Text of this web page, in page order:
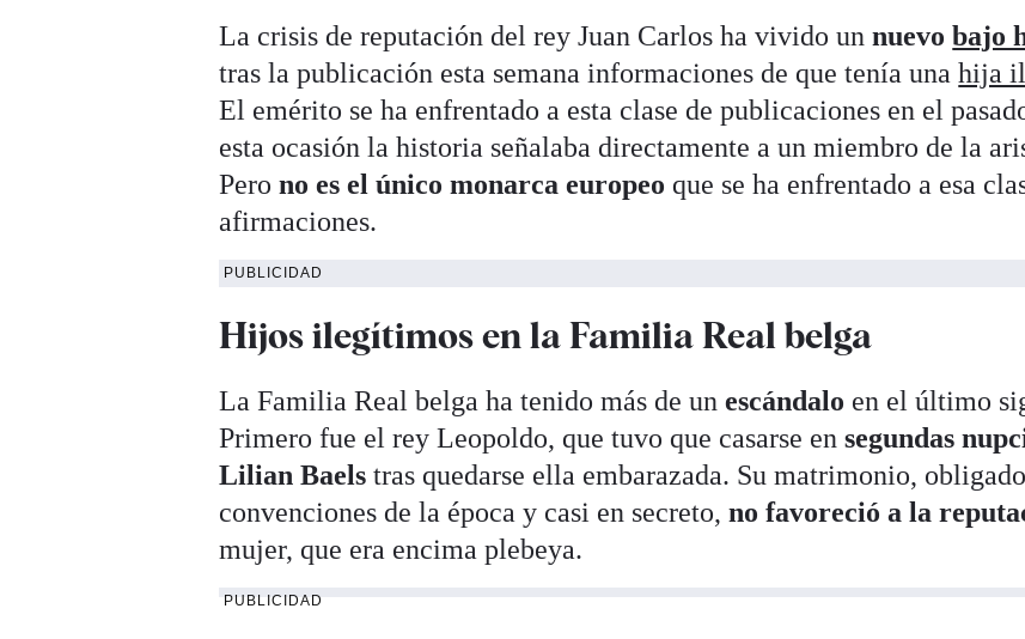
La crisis de reputación del rey Juan Carlos ha vivido unnuevobajo
tras la publicación esta semana informaciones de que tenía unahija
El emérito se ha enfrentado a esta clase de publicaciones en el
esta ocasión la historia señalaba directamente a un miembro de la
Perono es el único monarca europeo que se ha enfrentado a esa
afirmaciones.
PUBLICIDAD
Hijos ilegítimos en la Familia Real belga
La Familia Real belga ha tenido más de unescándalo en el último
Primero fue el rey Leopoldo, que tuvo que casarse ensegundas
Lilian Baels tras quedarse ella embarazada. Su matrimonio,
convenciones de la época y casi en secreto,no favoreció a la
mujer, que era encima plebeya.
PUBLICIDAD